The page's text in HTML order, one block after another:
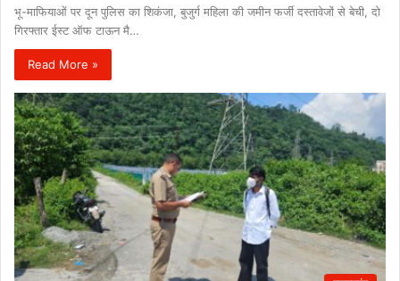
भू-माफियाओं पर दून पुलिस का शिकंजा, बुजुर्ग महिला की जमीन फर्जी दस्तावेजों से बेची, दो
गिरफ्तार ईस्ट ऑफ टाऊन मै…
Read More »